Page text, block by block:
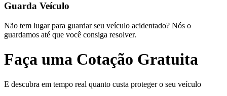
Guarda Veículo
Não tem lugar para guardar seu veículo acidentado? Nós o
guardamos até que você consiga resolver.
Faça uma Cotação Gratuita
E descubra em tempo real quanto custa proteger o seu veículo